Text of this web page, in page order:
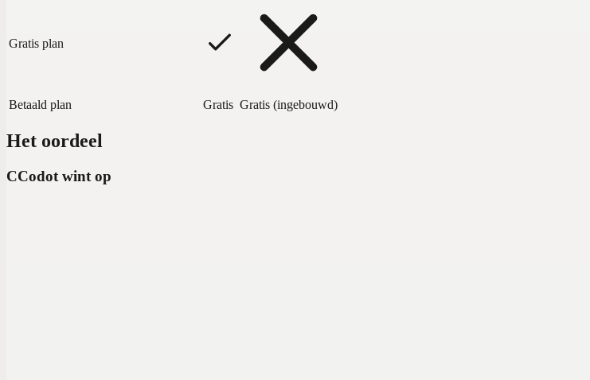
Gratis plan
Betaald plan Gratis Gratis (ingebouwd)
Het oordeel
CCodot wint op